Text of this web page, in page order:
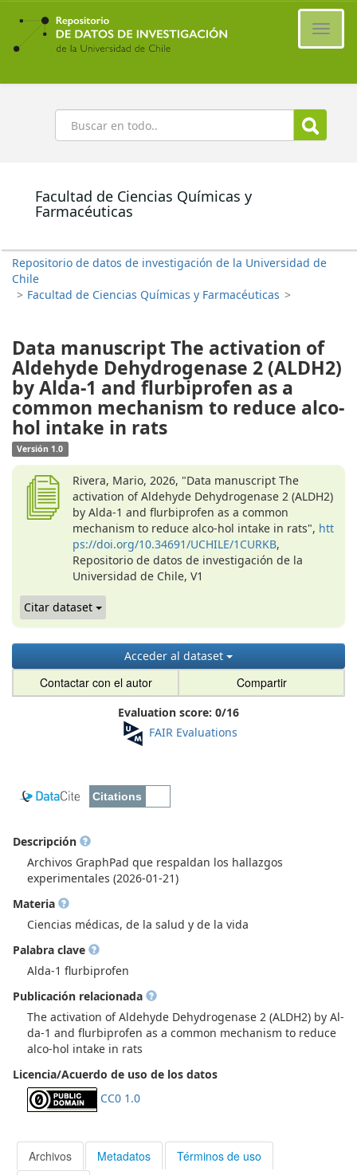
Ir
contenido
principal
Buscar
Facultad de Ciencias Químicas y
Farmacéuticas
Repositorio de datos de investigación de la Universidad de
Chile
> Facultad de Ciencias Químicas y Farmacéuticas >
Data manuscript The activation of
Aldehyde Dehydrogenase 2 (ALDH2)
by Alda-1 and flurbiprofen as a
common mechanism to reduce alco-
hol intake in rats
Versión 1.0
Rivera, Mario, 2026, "Data manuscript The
activation of Aldehyde Dehydrogenase 2 (ALDH2)
by Alda-1 and flurbiprofen as a common
mechanism to reduce alco-hol intake in rats", htt
ps://doi.org/10.34691/UCHILE/1CURKB,
Repositorio de datos de investigación de la
Universidad de Chile, V1
Citar dataset
Acceder al dataset
Contactar con el autor Compartir
Evaluation score: 0/16
FAIR Evaluations
Descripción
Archivos GraphPad que respaldan los hallazgos
experimentales (2026-01-21)
Materia
Ciencias médicas, de la salud y de la vida
Palabra clave
Alda-1 flurbiprofen
Publicación relacionada
The activation of Aldehyde Dehydrogenase 2 (ALDH2) by Al-
da-1 and flurbiprofen as a common mechanism to reduce
alco-hol intake in rats
Licencia/Acuerdo de uso de los datos
CC0 1.0
Archivos Metadatos
Términos de uso